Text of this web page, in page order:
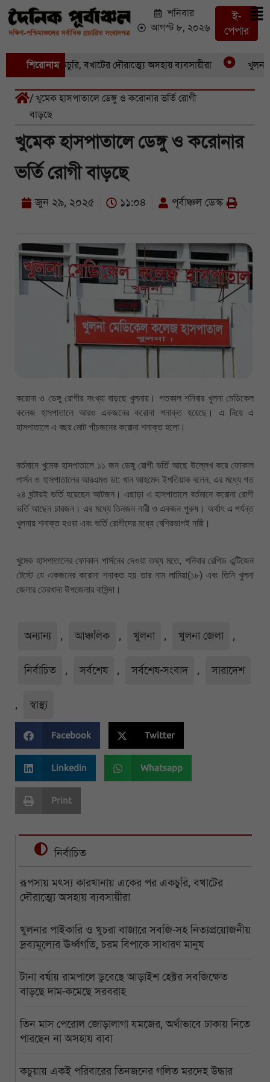
শনিবার
আগস্ট ৮, ২০২৬
ই-
পেপার
শিরোনাম
পর একচুরি, বখাটের দৌরাত্ম্যে অসহায় ব্যবসায়ীরা খুলনার
/ খুমেক হাসপাতালে ডেঙ্গু ও করোনার ভর্তি রোগী
বাড়ছে
খুমেক হাসপাতালে ডেঙ্গু ও করোনার
ভর্তি রোগী বাড়ছে
জুন ২৯, ২০২৫ ১১:০৪ পূর্বাঞ্চল ডেস্ক
করোনা ও ডেঙ্গু রোগীর সংখ্যা বাড়ছে খুলনায়। গতকাল শনিবার খুলনা মেডিকেল
কলেজ হাসপাতালে আরও একজনের করোনা শনাক্ত হয়েছে। এ নিয়ে এ
হাসপাতালে এ বছর মোট পাঁচজনের করোনা শনাক্ত হলো।
বর্তমানে খুমেক হাসপাতালে ১১ জন ডেঙ্গু রোগী ভর্তি আছে উল্লেখ করে ফোকাল
পার্সন ও হাসপাতালের আরএমও ডা: খান আহমেদ ইশতিয়াক বলেন, এর মধ্যে গত
২৪ ঘন্টায়ই ভর্তি হয়েছেন আটজন। এছাড়া এ হাসপাতালে বর্তমানে করোনা রোগী
ভর্তি আছেন চারজন। এর মধ্যে তিনজন নারী ও একজন পুরুষ। অর্থাৎ এ পর্যন্ত
খুলনায় শনাক্ত হওয়া এবং ভর্তি রোগীদের মধ্যে বেশিরভাগই নারী।
খুমেক হাসপাতালের ফোকাল পার্সনের দেওয়া তথ্য মতে, শনিবার রেপিড এন্টিজেন
টেস্টে যে একজনের করোনা শনাক্ত হয় তার নাম লামিয়া(১৮) এবং তিনি খুলনা
জেলার তেরখাদা উপজেলার বাসিন্দা।
অন্যান্য , আঞ্চলিক , খুলনা , খুলনা জেলা ,
নির্বাচিত , সর্বশেষ , সর্বশেষ-সংবাদ , সারাদেশ
, স্বাস্থ্য
Facebook Twitter
Linkedin Whatsapp
Print
নির্বাচিত
রূপসায় মৎস্য কারখানায় একের পর একচুরি, বখাটের
দৌরাত্ম্যে অসহায় ব্যবসায়ীরা
খুলনার পাইকারি ও খুচরা বাজারে সবজি-সহ নিত্যপ্রয়োজনীয়
দ্রব্যমূল্যের ঊর্ধ্বগতি, চরম বিপাকে সাধারণ মানুষ
টানা বর্ষায় রামপালে ডুবেছে আড়াইশ হেক্টর সবজিক্ষেত
বাড়ছে দাম-কমেছে সরবরাহ
তিন মাস পেরোল জোড়ালাগা যমজের, অর্থাভাবে ঢাকায় নিতে
পারছেন না অসহায় বাবা
কচুয়ায় একই পরিবারের তিনজনের গলিত মরদেহ উদ্ধার